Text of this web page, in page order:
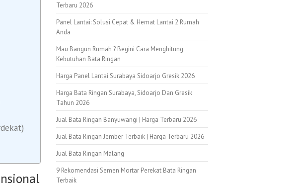
Terbaru 2026
Panel Lantai: Solusi Cepat & Hemat Lantai 2 Rumah
Anda
Mau Bangun Rumah ? Begini Cara Menghitung
Kebutuhan Bata Ringan
Harga Panel Lantai Surabaya Sidoarjo Gresik 2026
Harga Bata Ringan Surabaya, Sidoarjo Dan Gresik
Tahun 2026
Jual Bata Ringan Banyuwangi | Harga Terbaru 2026
Jual Bata Ringan Jember Terbaik | Harga Terbaru 2026
Jual Bata Ringan Malang
9 Rekomendasi Semen Mortar Perekat Bata Ringan
Terbaik